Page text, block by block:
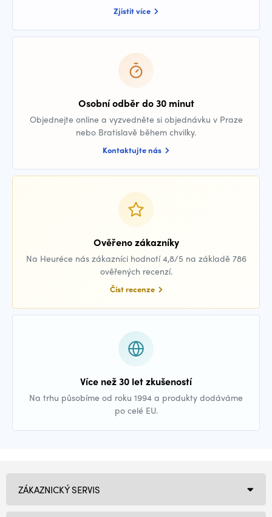
Zjistit více
Osobní odběr do 30 minut
Objednejte online a vyzvedněte si objednávku v Praze
nebo Bratislavě během chvilky.
Kontaktujte nás
Ověřeno zákazníky
Na Heuréce nás zákazníci hodnotí 4,8/5 na základě 786
ověřených recenzí.
Číst recenze
Více než 30 let zkušeností
Na trhu působíme od roku 1994 a produkty dodáváme
po celé EU.
ZÁKAZNICKÝ SERVIS